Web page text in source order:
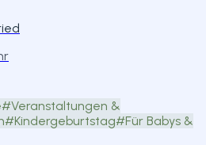
#Veranstaltungen &
#Kindergeburtstag#Für Babys &